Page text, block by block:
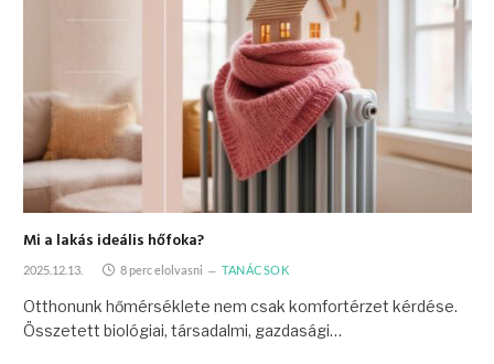
Mi a lakás ideális hőfoka?
2025.12.13. 8 perc elolvasni TANÁCSOK
Otthonunk hőmérséklete nem csak komfortérzet kérdése.
Összetett biológiai, társadalmi, gazdasági…